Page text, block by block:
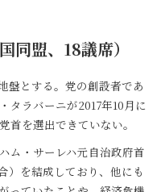
同盟、18議席）
盤とする。党の創設者であ
タラバーニが2017年10月に
首を選出できていない。
ム・サーレハ元自治政府首
）を結成しており、他にも